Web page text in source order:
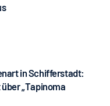
in Schifferstadt:
„Tapinoma